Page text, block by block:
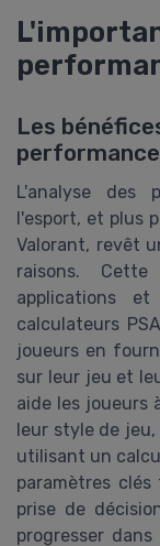
Les
L'analyse des
l'esport, et plus
Valorant, revêt
raisons.
applications
calculateurs
joueurs en
sur leur jeu et
aide les joueurs
leur style de
utilisant un
paramètres
prise de
progresser